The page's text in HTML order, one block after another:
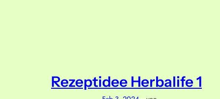
Rezeptidee Herbalife 1